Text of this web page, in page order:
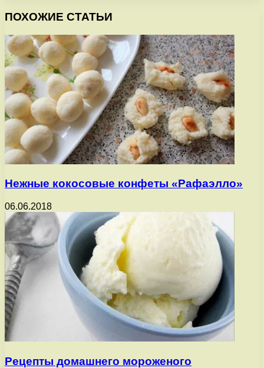
ПОХОЖИЕ СТАТЬИ
Нежные кокосовые конфеты «Рафаэлло»
06.06.2018
Рецепты домашнего мороженого